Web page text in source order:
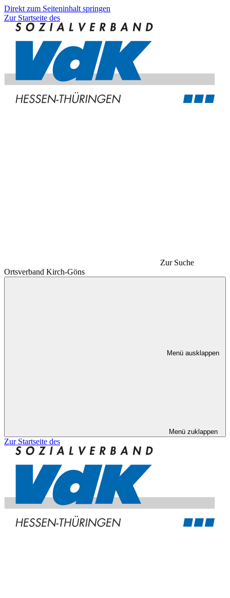
Direkt zum Seiteninhalt springen
Zur Startseite des
Zur Suche
Ortsverband Kirch-Göns
Menü ausklappen
Menü zuklappen
Zur Startseite des